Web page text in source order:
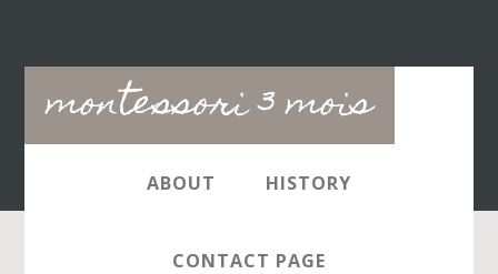
montessori 3 mois
Main
navigation
ABOUT HISTORY
CONTACT PAGE